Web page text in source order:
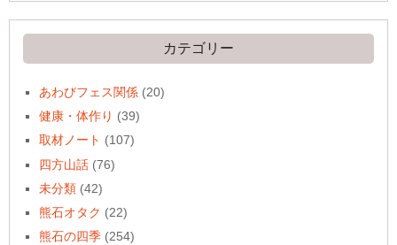
イ
ブ
カテゴリー
あわびフェス関係 (20)
健康・体作り (39)
取材ノート (107)
四方山話 (76)
未分類 (42)
熊石オタク (22)
熊石の四季 (254)